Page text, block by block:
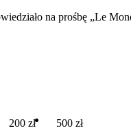
na prośbę „Le
200 zł 500 zł